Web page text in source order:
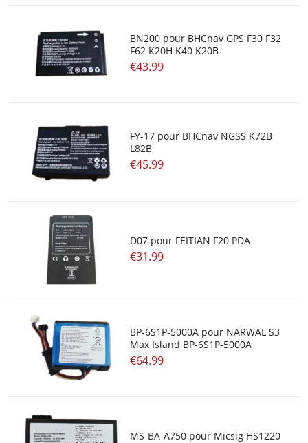
Batteries De Flash
Piles Bouton
BN200 pour BHCnav GPS F30 F32
F62 K20H K40 K20B
€43.99
FY-17 pour BHCnav NGSS K72B
L82B
€45.99
D07 pour FEITIAN F20 PDA
€31.99
BP-6S1P-5000A pour NARWAL S3
Max Island BP-6S1P-5000A
€64.99
MS-BA-A750 pour Micsig HS1220